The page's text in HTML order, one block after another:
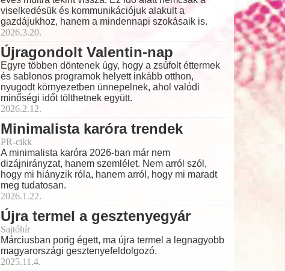
viselkedésük és kommunikációjuk alakult a
gazdájukhoz, hanem a mindennapi szokásaik is.
2026.3.20.
Újragondolt Valentin-nap
Egyre többen döntenek úgy, hogy a zsúfolt éttermek
és sablonos programok helyett inkább otthon,
nyugodt környezetben ünnepelnek, ahol valódi
minőségi időt tölthetnek együtt.
2026.2.12.
Minimalista karóra trendek
PR-cikk
A minimalista karóra 2026-ban már nem
dizájnirányzat, hanem szemlélet. Nem arról szól,
hogy mi hiányzik róla, hanem arról, hogy mi maradt
meg tudatosan.
2026.1.22.
Újra termel a gesztenyegyár
Sajtóhír
Márciusban porig égett, ma újra termel a legnagyobb
magyarországi gesztenyefeldolgozó.
2025.11.4.